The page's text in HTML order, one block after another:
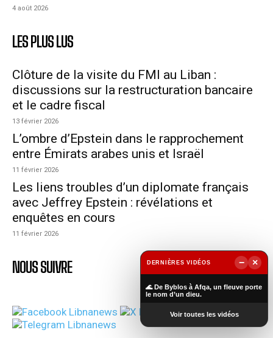
4 août 2026
LES PLUS LUS
Clôture de la visite du FMI au Liban :
discussions sur la restructuration bancaire
et le cadre fiscal
13 février 2026
L’ombre d’Epstein dans le rapprochement
entre Émirats arabes unis et Israël
11 février 2026
Les liens troubles d’un diplomate français
avec Jeffrey Epstein : révélations et
enquêtes en cours
11 février 2026
NOUS SUIVRE DERNIÈRES VIDÉOS −
×
🌊 De Byblos à Afqa, un fleuve porte
le nom d’un dieu.
Voir toutes les vidéos